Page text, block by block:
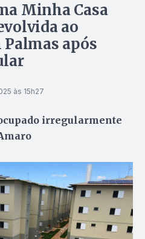
Minha Casa
ao
após
às 15h27
irregularmente